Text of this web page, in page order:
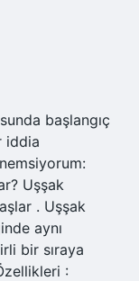
başlangıç
iddia
Uşşak
. Uşşak
aynı
bir sıraya
: